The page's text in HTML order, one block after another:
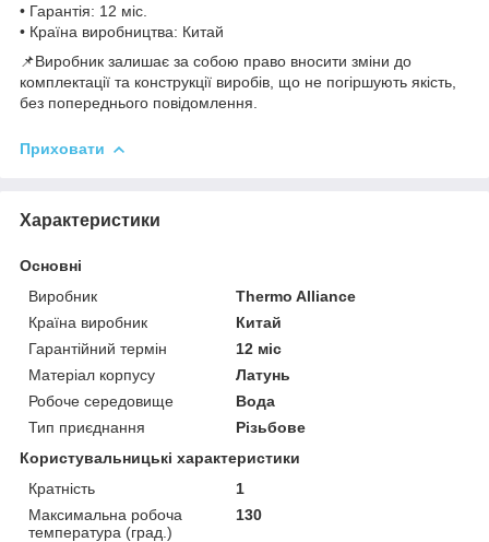
• Гарантія: 12 міс.
• Країна виробництва: Китай
📌Виробник залишає за собою право вносити зміни до
комплектації та конструкції виробів, що не погіршують якість,
без попереднього повідомлення.
Приховати
Характеристики
Основні
Виробник
Thermo Alliance
Країна виробник
Китай
Гарантійний термін
12 міс
Матеріал корпусу
Латунь
Робоче середовище
Вода
Тип приєднання
Різьбове
Користувальницькі характеристики
Кратність
1
Максимальна робоча
температура (град.)
130